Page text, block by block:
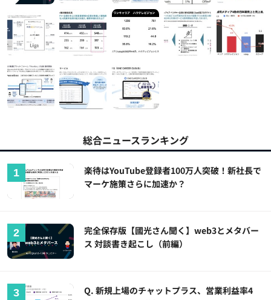
総合ニュースランキング
楽待はYouTube登録者100万人突破！新社長で
マーケ施策さらに加速か？
完全保存版【國光さん聞く】web3とメタバー
ス 対談書き起こし（前編）
Q. 新規上場のチャットプラス、営業利益率4